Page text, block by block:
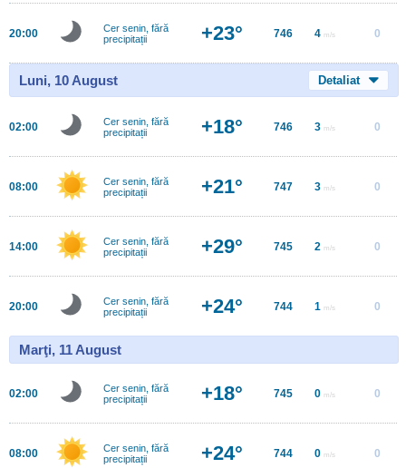
20:00
Cer senin, fără
precipitații
+23° 746 4 m/s 0
Luni, 10 August Detaliat
02:00
Cer senin, fără
precipitații
+18° 746 3 m/s 0
08:00
Cer senin, fără
precipitații
+21° 747 3 m/s 0
14:00
Cer senin, fără
precipitații
+29° 745 2 m/s 0
20:00
Cer senin, fără
precipitații
+24° 744 1 m/s 0
Marţi, 11 August
02:00
Cer senin, fără
precipitații
+18° 745 0 m/s 0
08:00
Cer senin, fără
precipitații
+24° 744 0 m/s 0